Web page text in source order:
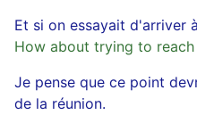
Et si on essayait d'arriver
How about trying to
Je pense que ce point
de la réunion.